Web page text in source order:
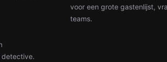
voor een grote gastenlijst,
teams.
detective.